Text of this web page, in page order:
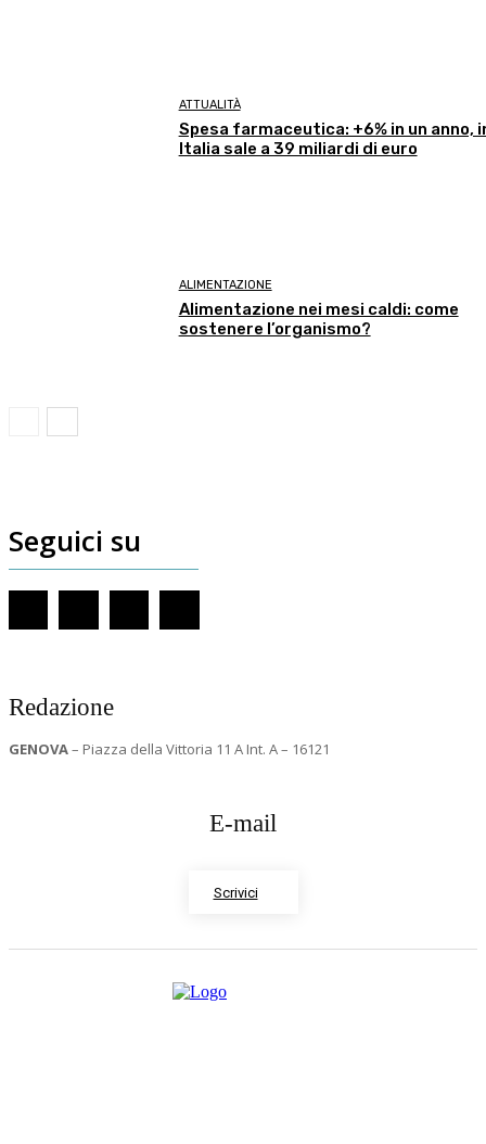
ATTUALITÀ
Spesa farmaceutica: +6% in un anno,
Italia sale a 39 miliardi di euro
ALIMENTAZIONE
Alimentazione nei mesi caldi: come
sostenere l’organismo?
Seguici su
Redazione
GENOVA– Piazza della Vittoria 11 A Int. A – 16121
E-mail
Scrivici